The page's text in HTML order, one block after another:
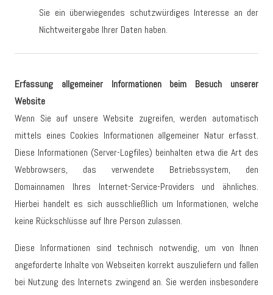
Sie ein überwiegendes schutzwürdiges Interesse an der
Nichtweitergabe Ihrer Daten haben.
Erfassung allgemeiner Informationen beim Besuch unserer
Website
Wenn Sie auf unsere Website zugreifen, werden automatisch
mittels eines Cookies Informationen allgemeiner Natur erfasst.
Diese Informationen (Server-Logfiles) beinhalten etwa die Art des
Webbrowsers, das verwendete Betriebssystem, den
Domainnamen Ihres Internet-Service-Providers und ähnliches.
Hierbei handelt es sich ausschließlich um Informationen, welche
keine Rückschlüsse auf Ihre Person zulassen.
Diese Informationen sind technisch notwendig, um von Ihnen
angeforderte Inhalte von Webseiten korrekt auszuliefern und fallen
bei Nutzung des Internets zwingend an. Sie werden insbesondere